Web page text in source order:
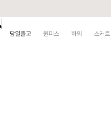
당일출고 원피스 하의 스커트